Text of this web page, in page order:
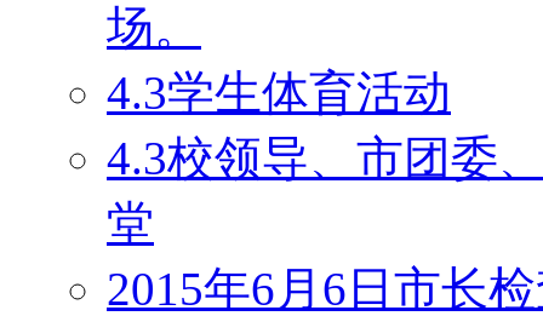
场。
4.3学生体育活动
4.3校领导、市团委
堂
2015年6月6日市长